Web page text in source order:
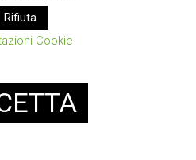
E MAIL
Byte. Powered by
Rifiuta
Cookie